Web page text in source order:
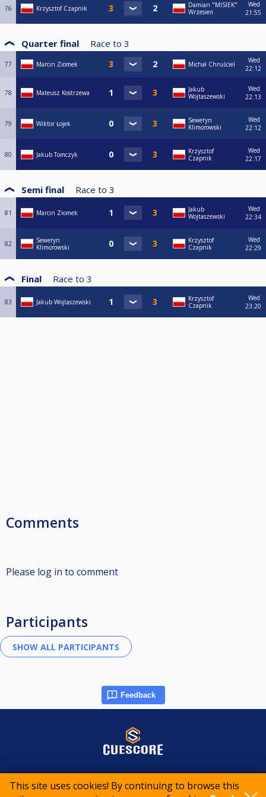
This site uses cookies! By continuing to browse this
76 Krzysztof Czapnik
Damian "MISIEK"
Wrzesień
Wed
21:55
Quarter final Race to 3
77 Marcin Ziomek Michał Chruściel
Wed
22:12
78 Mateusz Kostrzewa
Jakub
Wojtaszewski
Wed
22:13
79 Wiktor Łojek
Seweryn
Klimorowski
Wed
22:12
80 Jakub Tomczyk
Krzysztof
Czapnik
Wed
22:17
Semi final Race to 3
81 Marcin Ziomek
Jakub
Wojtaszewski
Wed
22:34
82
Seweryn
Klimorowski
Krzysztof
Czapnik
Wed
22:29
Final Race to 3
83 Jakub Wojtaszewski
Krzysztof
Czapnik
Wed
23:20
Comments
Please log in to comment
Participants
Feedback
© 2015-2026 CueScore International